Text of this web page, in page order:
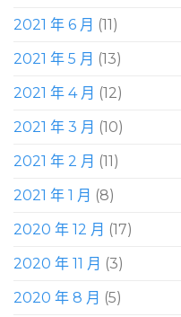
2021 年 6 月 (11)
2021 年 5 月 (13)
2021 年 4 月 (12)
2021 年 3 月 (10)
2021 年 2 月 (11)
2021 年 1 月 (8)
2020 年 12 月 (17)
2020 年 11 月 (3)
2020 年 8 月 (5)